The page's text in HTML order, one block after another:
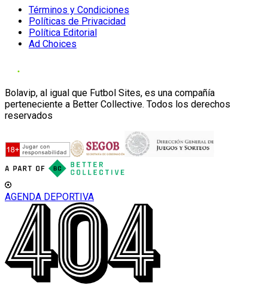
Términos y Condiciones
Políticas de Privacidad
Política Editorial
Ad Choices
Bolavip, al igual que Futbol Sites, es una compañía
perteneciente a Better Collective. Todos los derechos
reservados
AGENDA DEPORTIVA